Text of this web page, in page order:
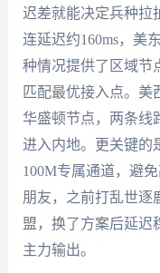
迟差就能决定兵种拉
连延迟约160ms，美
种情况提供了区域节
匹配最优接入点。美
华盛顿节点，两条线
进入内地。更关键的
100M专属通道，避
朋友，之前打乱世逐
盟，换了方案后延迟
主力输出。